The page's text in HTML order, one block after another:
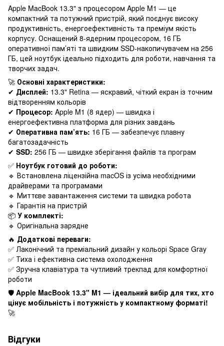
Apple MacBook 13.3" з процесором Apple M1 — це
компактний та потужний пристрій, який поєднує високу
продуктивність, енергоефективність та преміум якість
корпусу. Оснащений 8-ядерним процесором, 16 ГБ
оперативної пам’яті та швидким SSD-накопичувачем на 256
ГБ, цей ноутбук ідеально підходить для роботи, навчання та
творчих задач.
🚀 Основні характеристики:
✔ Дисплей: 13.3" Retina — яскравий, чіткий екран із точним
відтворенням кольорів
✔ Процесор: Apple M1 (8 ядер) — швидка і
енергоефективна платформа для різних завдань
✔ Оперативна пам’ять: 16 ГБ — забезпечує плавну
багатозадачність
✔ SSD: 256 ГБ — швидке зберігання файлів та програм
✅ Ноутбук готовий до роботи:
🔹 Встановлена ліцензійна macOS із усіма необхідними
драйверами та програмами
🔹 Миттєве завантаження системи та швидка робота
🔹 Гарантія на пристрій
📦 У комплекті:
🔹 Оригінальна зарядне
🔥 Додаткові переваги:
✅ Лаконічний та преміальний дизайн у кольорі Space Gray
✅ Тиха і ефективна система охолодження
✅ Зручна клавіатура та чутливий трекпад для комфортної
роботи
🛡 Apple MacBook 13.3" M1 — ідеальний вибір для тих, хто
цінує мобільність і потужність у компактному форматі!
🚀
Відгуки